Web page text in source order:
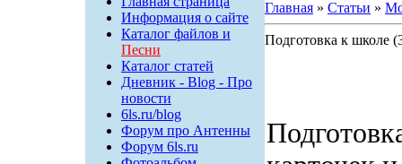
Информация о сайте
Каталог файлов и
Песни
Каталог статей
Дневник - Blog - Про
новости
6ls.ru/blog
Форум про Антенны
Форум 6ls.ru
Главная» Статьи »
Подготовка к школе